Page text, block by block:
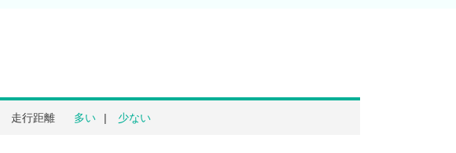
走行距離 多い 少ない